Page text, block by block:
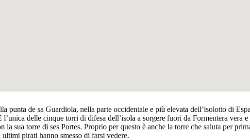
punta de sa Guardiola, nella parte occidentale e più elevata dell’isolotto di
l’unica delle cinque torri di difesa dell’isola a sorgere fuori da Formentera
la sua torre di ses Portes. Proprio per questo è anche la torre che saluta per
pirati hanno smesso di farsi vedere.